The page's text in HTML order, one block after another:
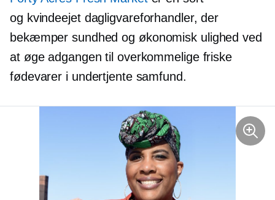
og kvindeejetdagligvareforhandler, der
bekæmper sundhed og økonomisk ulighed ved
at øge adgangen til overkommelige friske
fødevarer i undertjente samfund.